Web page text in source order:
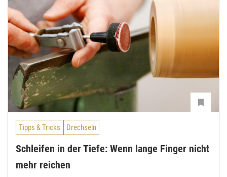
Tipps & Tricks Drechseln
Schleifen in der Tiefe: Wenn lange Finger nicht
mehr reichen